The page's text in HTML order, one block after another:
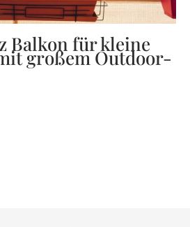
Balkon für kleine
großem Outdoor-